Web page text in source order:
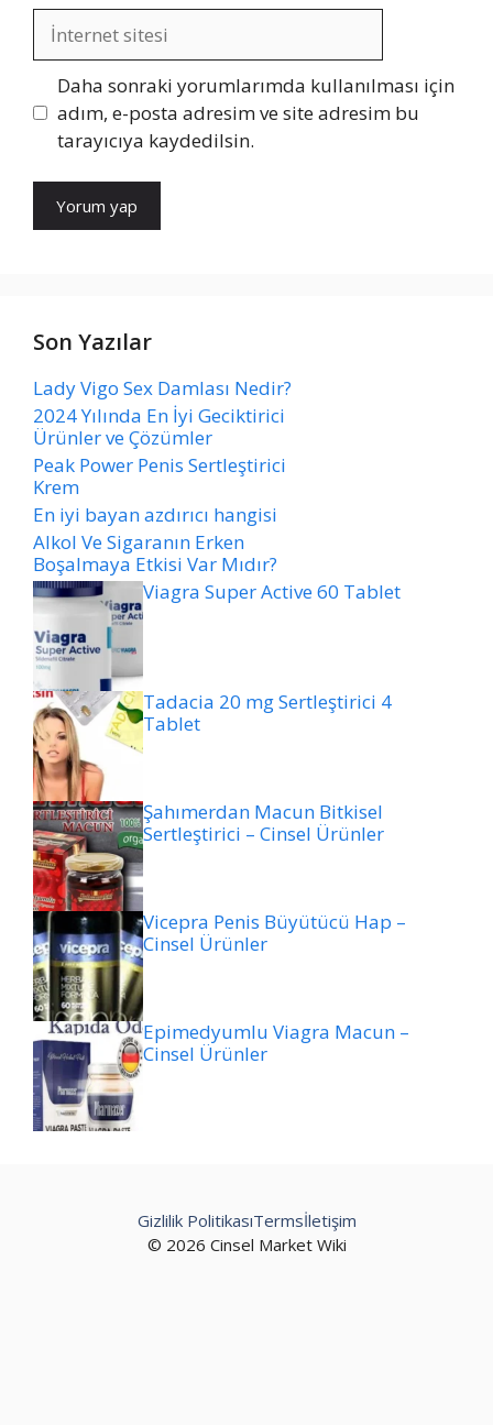
İnternet
sitesi
Daha sonraki yorumlarımda kullanılması için
adım, e-posta adresim ve site adresim bu
tarayıcıya kaydedilsin.
Son Yazılar
Lady Vigo Sex Damlası Nedir?
2024 Yılında En İyi Geciktirici
Ürünler ve Çözümler
Peak Power Penis Sertleştirici
Krem
En iyi bayan azdırıcı hangisi
Alkol Ve Sigaranın Erken
Boşalmaya Etkisi Var Mıdır?
Viagra Super Active 60 Tablet
Tadacia 20 mg Sertleştirici 4
Tablet
Şahımerdan Macun Bitkisel
Sertleştirici – Cinsel Ürünler
Vicepra Penis Büyütücü Hap –
Cinsel Ürünler
Epimedyumlu Viagra Macun –
Cinsel Ürünler
© 2026 Cinsel Market Wiki
Gizlilik PolitikasıTermsİletişim